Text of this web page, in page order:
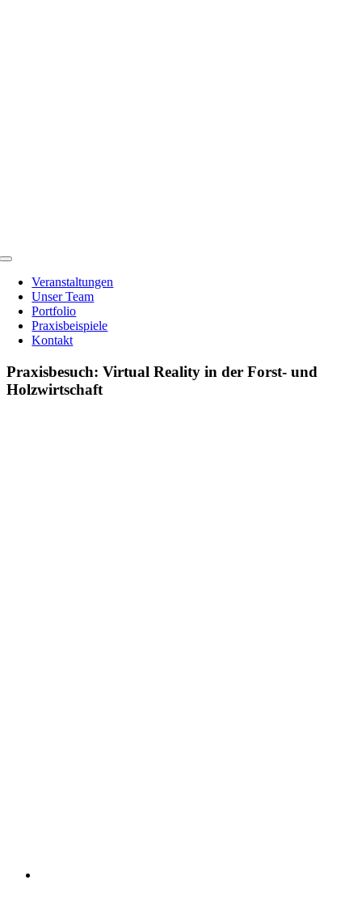
Toggle
NavigationVeranstaltungen
Unser Team
Portfolio
Praxisbeispiele
Kontakt
Praxisbesuch: Virtual Reality in der Forst- und
Holzwirtschaft